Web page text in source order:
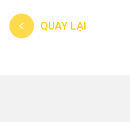
QUAY LẠI